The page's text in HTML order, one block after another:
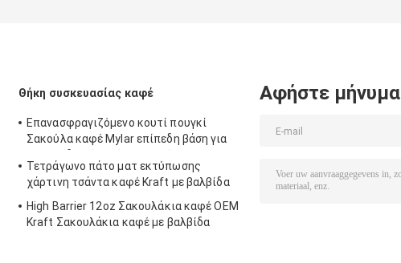
Θήκη συσκευασίας καφέ
Επανασφραγιζόμενο κουτί πουγκί
Σακούλα καφέ Mylar επίπεδη βάση για
Τετράγωνο πάτο ματ εκτύπωσης
χάρτινη τσάντα καφέ Kraft με βαλβίδα
High Barrier 12oz Σακουλάκια καφέ OEM
Kraft Σακουλάκια καφέ με βαλβίδα
Αφήστε μήνυμα